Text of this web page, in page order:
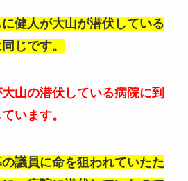
健人が大山が潜伏している
じです。
山の潜伏している病院に到
います。
議員に命を狙われていたた